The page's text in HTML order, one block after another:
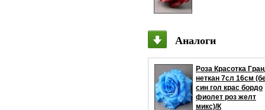
Аналоги
Роза Красотка
неткан 7сл 16см
син гол крас бордо
фиолет роз желт
микс)/К